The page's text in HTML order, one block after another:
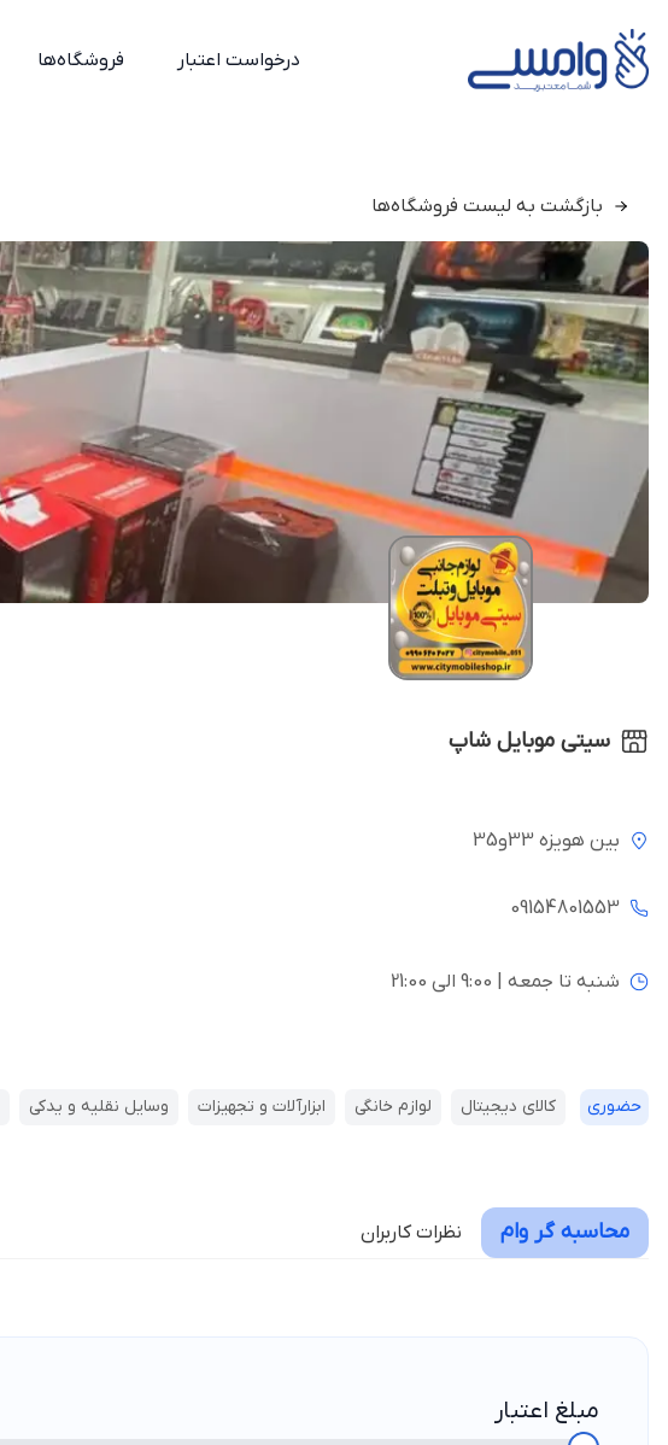
درخواست اعتبار فروشگاه‌ها
بازگشت به لیست فروشگاه‌ها
سیتی موبایل شاپ
بین هویزه 33و35
09154801553
شنبه تا جمعه | 9:00 الی 21:00
حضوری کالای دیجیتال لوازم خانگی ابزارآلات و تجهیزات وسایل نقلیه و یدکی
محاسبه گر وام نظرات کاربران
مبلغ اعتبار